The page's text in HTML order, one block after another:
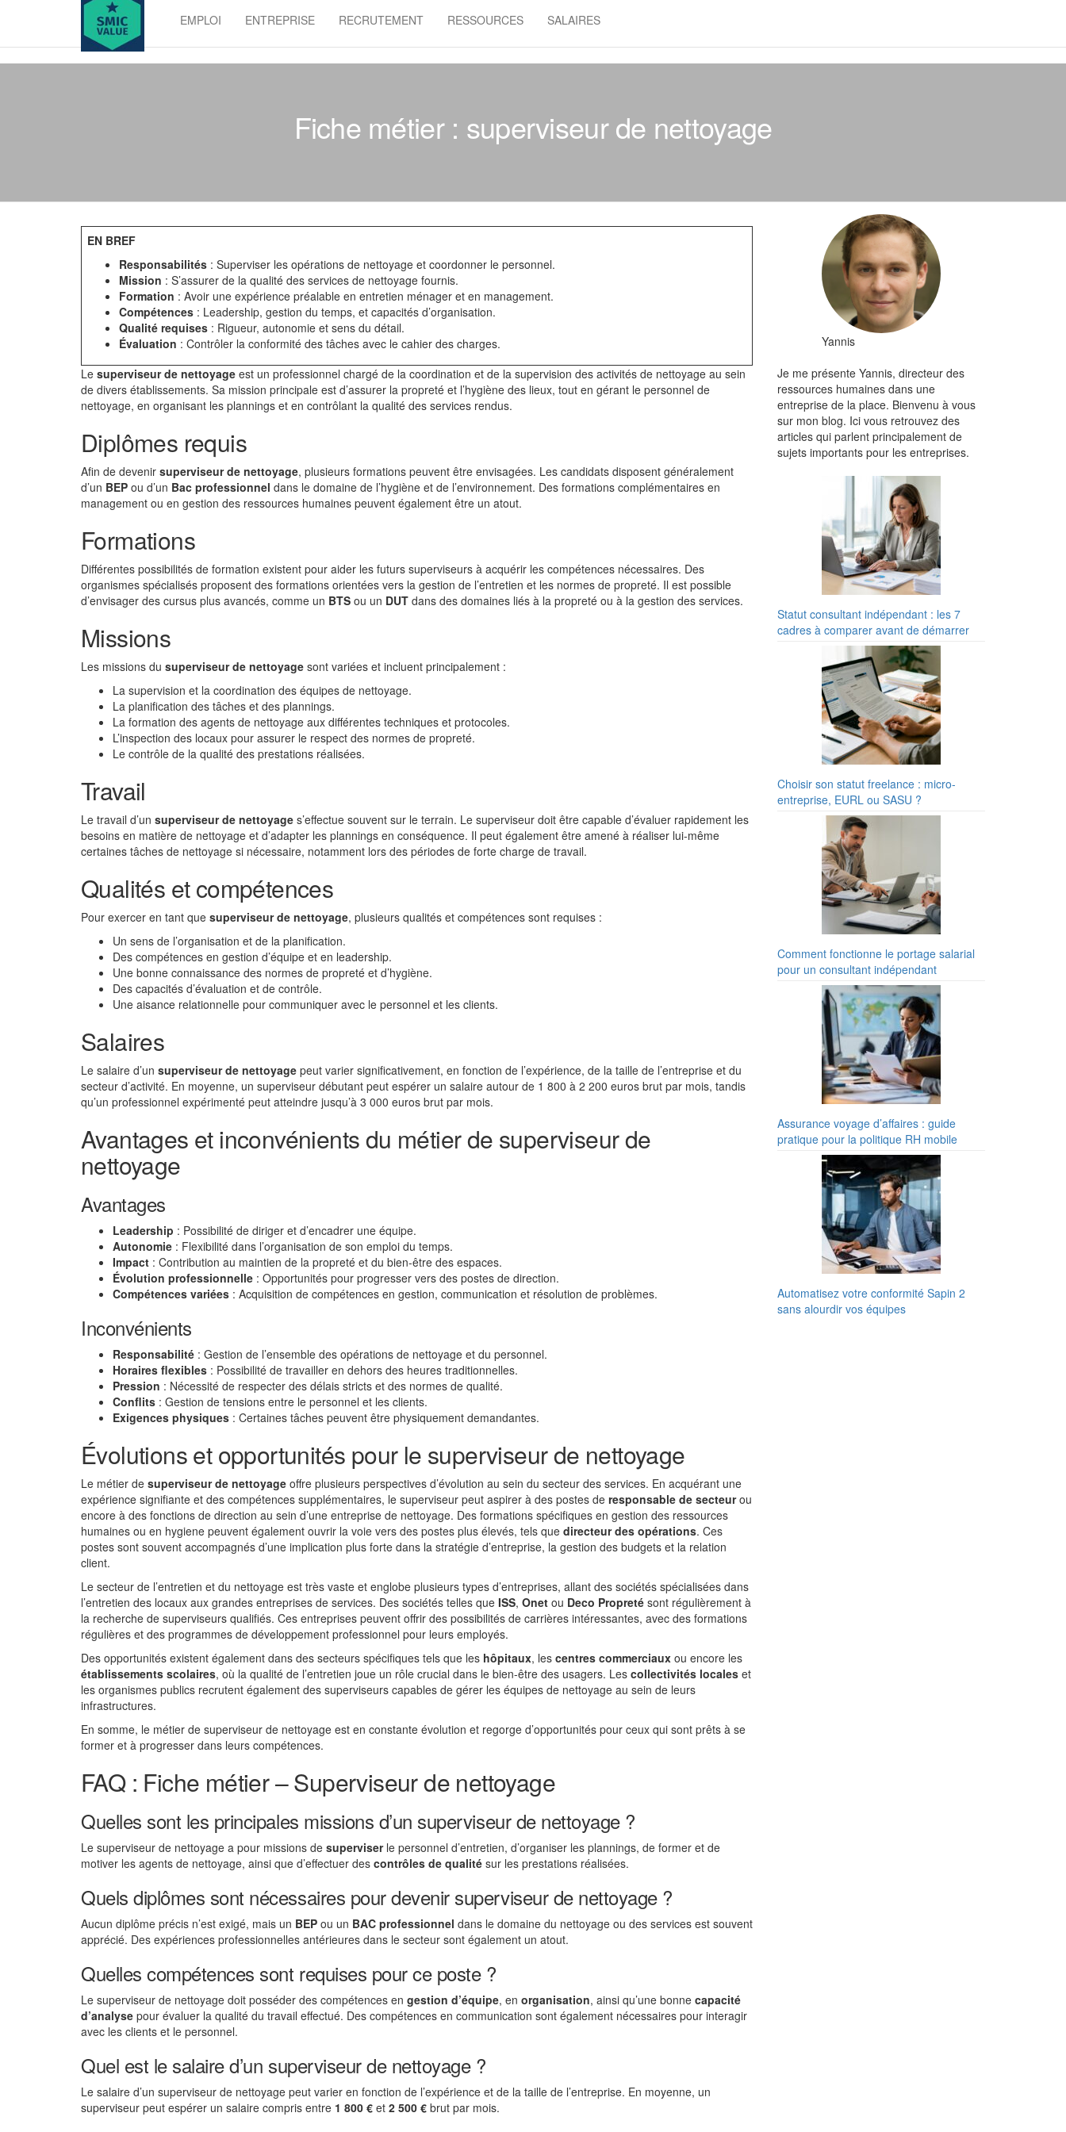
value
EMPLOI ENTREPRISE RECRUTEMENT RESSOURCES SALAIRES
Fiche métier : superviseur de nettoyage
EN BREF
Responsabilités : Superviser les opérations de nettoyage et coordonner le personnel.
Mission : S’assurer de la qualité des services de nettoyage fournis.
Formation : Avoir une expérience préalable en entretien ménager et en management.
Compétences : Leadership, gestion du temps, et capacités d’organisation.
Qualité requises : Rigueur, autonomie et sens du détail.
Évaluation : Contrôler la conformité des tâches avec le cahier des charges.
Le superviseur de nettoyage est un professionnel chargé de la coordination et de la supervision des activités de nettoyage au sein
de divers établissements. Sa mission principale est d’assurer la propreté et l’hygiène des lieux, tout en gérant le personnel de
nettoyage, en organisant les plannings et en contrôlant la qualité des services rendus.
Diplômes requis
Afin de devenir superviseur de nettoyage, plusieurs formations peuvent être envisagées. Les candidats disposent généralement
d’un BEP ou d’un Bac professionnel dans le domaine de l’hygiène et de l’environnement. Des formations complémentaires en
management ou en gestion des ressources humaines peuvent également être un atout.
Formations
Différentes possibilités de formation existent pour aider les futurs superviseurs à acquérir les compétences nécessaires. Des
organismes spécialisés proposent des formations orientées vers la gestion de l’entretien et les normes de propreté. Il est possible
d’envisager des cursus plus avancés, comme un BTS ou un DUT dans des domaines liés à la propreté ou à la gestion des services.
Missions
Les missions du superviseur de nettoyage sont variées et incluent principalement :
La supervision et la coordination des équipes de nettoyage.
La planification des tâches et des plannings.
La formation des agents de nettoyage aux différentes techniques et protocoles.
L’inspection des locaux pour assurer le respect des normes de propreté.
Le contrôle de la qualité des prestations réalisées.
Travail
Le travail d’un superviseur de nettoyage s’effectue souvent sur le terrain. Le superviseur doit être capable d’évaluer rapidement les
besoins en matière de nettoyage et d’adapter les plannings en conséquence. Il peut également être amené à réaliser lui-même
certaines tâches de nettoyage si nécessaire, notamment lors des périodes de forte charge de travail.
Qualités et compétences
Pour exercer en tant que superviseur de nettoyage, plusieurs qualités et compétences sont requises :
Un sens de l’organisation et de la planification.
Des compétences en gestion d’équipe et en leadership.
Une bonne connaissance des normes de propreté et d’hygiène.
Des capacités d’évaluation et de contrôle.
Une aisance relationnelle pour communiquer avec le personnel et les clients.
Salaires
Le salaire d’un superviseur de nettoyage peut varier significativement, en fonction de l’expérience, de la taille de l’entreprise et du
secteur d’activité. En moyenne, un superviseur débutant peut espérer un salaire autour de 1 800 à 2 200 euros brut par mois, tandis
qu’un professionnel expérimenté peut atteindre jusqu’à 3 000 euros brut par mois.
Avantages et inconvénients du métier de superviseur de
nettoyage
Avantages
Leadership : Possibilité de diriger et d’encadrer une équipe.
Autonomie : Flexibilité dans l’organisation de son emploi du temps.
Impact : Contribution au maintien de la propreté et du bien-être des espaces.
Évolution professionnelle : Opportunités pour progresser vers des postes de direction.
Compétences variées : Acquisition de compétences en gestion, communication et résolution de problèmes.
Inconvénients
Responsabilité : Gestion de l’ensemble des opérations de nettoyage et du personnel.
Horaires flexibles : Possibilité de travailler en dehors des heures traditionnelles.
Pression : Nécessité de respecter des délais stricts et des normes de qualité.
Conflits : Gestion de tensions entre le personnel et les clients.
Exigences physiques : Certaines tâches peuvent être physiquement demandantes.
Évolutions et opportunités pour le superviseur de nettoyage
Le métier de superviseur de nettoyage offre plusieurs perspectives d’évolution au sein du secteur des services. En acquérant une
expérience signifiante et des compétences supplémentaires, le superviseur peut aspirer à des postes de responsable de secteurou
encore à des fonctions de direction au sein d’une entreprise de nettoyage. Des formations spécifiques en gestion des ressources
humaines ou en hygiene peuvent également ouvrir la voie vers des postes plus élevés, tels que directeur des opérations. Ces
postes sont souvent accompagnés d’une implication plus forte dans la stratégie d’entreprise, la gestion des budgets et la relation
client.
Le secteur de l’entretien et du nettoyage est très vaste et englobe plusieurs types d’entreprises, allant des sociétés spécialisées dans
l’entretien des locaux aux grandes entreprises de services. Des sociétés telles que ISS, Onet ou Deco Propreté sont régulièrement à
la recherche de superviseurs qualifiés. Ces entreprises peuvent offrir des possibilités de carrières intéressantes, avec des formations
régulières et des programmes de développement professionnel pour leurs employés.
Des opportunités existent également dans des secteurs spécifiques tels que les hôpitaux, les centres commerciaux ou encore les
établissements scolaires, où la qualité de l’entretien joue un rôle crucial dans le bien-être des usagers. Les collectivités locales et
les organismes publics recrutent également des superviseurs capables de gérer les équipes de nettoyage au sein de leurs
infrastructures.
En somme, le métier de superviseur de nettoyage est en constante évolution et regorge d’opportunités pour ceux qui sont prêts à se
former et à progresser dans leurs compétences.
FAQ : Fiche métier – Superviseur de nettoyage
Quelles sont les principales missions d’un superviseur de nettoyage ?
Le superviseur de nettoyage a pour missions de superviserle personnel d’entretien, d’organiser les plannings, de former et de
motiver les agents de nettoyage, ainsi que d’effectuer des contrôles de qualité sur les prestations réalisées.
Quels diplômes sont nécessaires pour devenir superviseur de nettoyage ?
Aucun diplôme précis n’est exigé, mais un BEP ou un BAC professionnel dans le domaine du nettoyage ou des services est souvent
apprécié. Des expériences professionnelles antérieures dans le secteur sont également un atout.
Quelles compétences sont requises pour ce poste ?
Le superviseur de nettoyage doit posséder des compétences en gestion d’équipe, en organisation, ainsi qu’une bonne capacité
d’analyse pour évaluer la qualité du travail effectué. Des compétences en communication sont également nécessaires pour interagir
avec les clients et le personnel.
Quel est le salaire d’un superviseur de nettoyage ?
Le salaire d’un superviseur de nettoyage peut varier en fonction de l’expérience et de la taille de l’entreprise. En moyenne, un
superviseur peut espérer un salaire compris entre 1 800 € et 2 500 € brut par mois.
Yannis
Je me présente Yannis, directeur des
ressources humaines dans une
entreprise de la place. Bienvenu à vous
sur mon blog. Ici vous retrouvez des
articles qui parlent principalement de
sujets importants pour les entreprises.
Statut consultant indépendant : les 7
cadres à comparer avant de démarrer
Choisir son statut freelance : micro-
entreprise, EURL ou SASU ?
Comment fonctionne le portage salarial
pour un consultant indépendant
Assurance voyage d’affaires : guide
pratique pour la politique RH mobile
Automatisez votre conformité Sapin 2
sans alourdir vos équipes